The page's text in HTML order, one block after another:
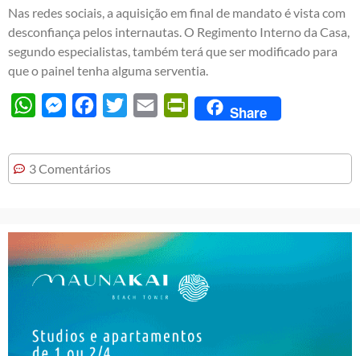
Nas redes sociais, a aquisição em final de mandato é vista com
desconfiança pelos internautas. O Regimento Interno da Casa,
segundo especialistas, também terá que ser modificado para
que o painel tenha alguma serventia.
WhatsAppMessengerFacebook
Twitter Email PrintFriendly
Share
3 Comentários